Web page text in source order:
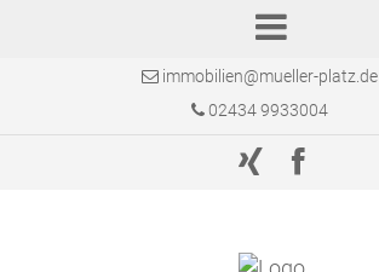
immobilien@mueller-platz.de
02434 9933004